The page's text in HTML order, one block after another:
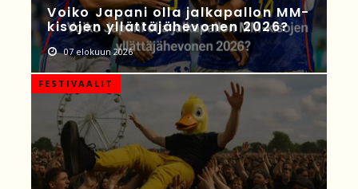
Voiko Japani olla jalkapallon MM-
kisojen yllättäjähevonen 2026?
07 elokuun 2026
FESTIVAALIT